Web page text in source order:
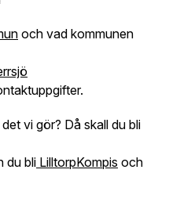
och vad kommunen
det vi gör? Då skall du bli
du bli LilltorpKompis och